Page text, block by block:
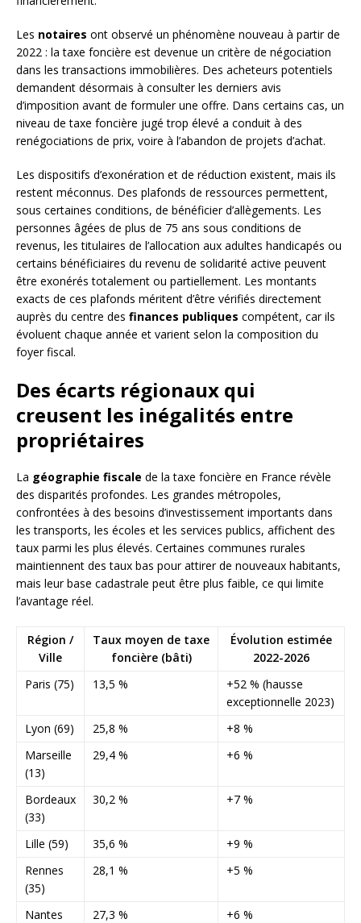
Les notaires ont observé un phénomène nouveau à partir de
2022 : la taxe foncière est devenue un critère de négociation
dans les transactions immobilières. Des acheteurs potentiels
demandent désormais à consulter les derniers avis
d’imposition avant de formuler une offre. Dans certains cas, un
niveau de taxe foncière jugé trop élevé a conduit à des
renégociations de prix, voire à l’abandon de projets d’achat.
Les dispositifs d’exonération et de réduction existent, mais ils
restent méconnus. Des plafonds de ressources permettent,
sous certaines conditions, de bénéficier d’allègements. Les
personnes âgées de plus de 75 ans sous conditions de
revenus, les titulaires de l’allocation aux adultes handicapés ou
certains bénéficiaires du revenu de solidarité active peuvent
être exonérés totalement ou partiellement. Les montants
exacts de ces plafonds méritent d’être vérifiés directement
auprès du centre des finances publiques compétent, car ils
évoluent chaque année et varient selon la composition du
foyer fiscal.
Des écarts régionaux qui
creusent les inégalités entre
propriétaires
La géographie fiscale de la taxe foncière en France révèle
des disparités profondes. Les grandes métropoles,
confrontées à des besoins d’investissement importants dans
les transports, les écoles et les services publics, affichent des
taux parmi les plus élevés. Certaines communes rurales
maintiennent des taux bas pour attirer de nouveaux habitants,
mais leur base cadastrale peut être plus faible, ce qui limite
l’avantage réel.
Région /
Ville
Taux moyen de taxe
foncière (bâti)
Évolution estimée
2022-2026
Paris (75)
13,5 %
+52 % (hausse
exceptionnelle 2023)
Lyon (69)
25,8 %
+8 %
Marseille
(13)
29,4 % +6 %
Bordeaux
(33)
30,2 % +7 %
Lille (59) 35,6 %
+9 %
Rennes
(35)
28,1 % +5 %
Nantes
27,3 % +6 %